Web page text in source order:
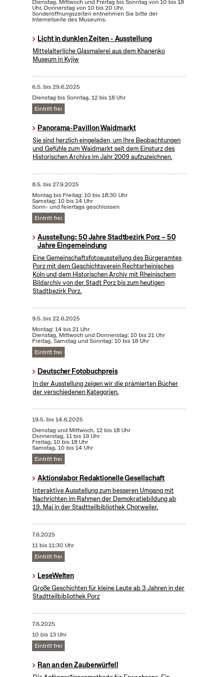
Dienstag, Mittwoch und Freitag bis Sonntag von 10 bis 18
Uhr, Donnerstag von 10 bis 20 Uhr.
Sonderöffnungszeiten entnehmen Sie bitte der
Internetseite des Museums.
Licht in dunklen Zeiten - Ausstellung
Mittelalterliche Glasmalerei aus dem Khanenko
Museum in Kyjiw
6.5. bis29.6.2025
Dienstag bis Sonntag, 12 bis 18 Uhr
Eintritt frei
Panorama-Pavillon Waidmarkt
Sie sind herzlich eingeladen, um Ihre Beobachtungen
und Gefühle zum Waidmarkt seit dem Einsturz des
Historischen Archivs im Jahr 2009 aufzuzeichnen.
8.5. bis27.9.2025
Montag bis Freitag: 10 bis 18:30 Uhr
Samstag: 10 bis 14 Uhr
Sonn- und feiertags geschlossen
Eintritt frei
Ausstellung: 50 Jahre Stadtbezirk Porz – 50
Jahre Eingemeindung
Eine Gemeinschaftsfotoausstellung des Bürgeramtes
Porz mit dem Geschichtsverein Rechtsrheinisches
Köln und dem Historischen Archiv mit Rheinischem
Bildarchiv von der Stadt Porz bis zum heutigen
Stadtbezirk Porz.
9.5. bis22.6.2025
Montag: 14 bis 21 Uhr
Dienstag, Mittwoch und Donnerstag: 10 bis 21 Uhr
Freitag, Samstag und Sonntag: 10 bis 18 Uhr
Eintritt frei
Deutscher Fotobuchpreis
In der Ausstellung zeigen wir die prämierten Bücher
der verschiedenen Kategorien.
19.5. bis14.6.2025
Dienstag und Mittwoch, 12 bis 18 Uhr
Donnerstag, 11 bis 19 Uhr
Freitag, 10 bis 18 Uhr
Samstag, 10 bis 14 Uhr
Eintritt frei
Aktionslabor Redaktionelle Gesellschaft
Interaktive Ausstellung zum besseren Umgang mit
Nachrichten im Rahmen der Demokratiebildung ab
19. Mai in der Stadtteilbibliothek Chorweiler.
7.6.2025
11 bis 11:30 Uhr
Eintritt frei
LeseWelten
Große Geschichten für kleine Leute ab 3 Jahren in der
Stadtteilbibliothek Porz
7.6.2025
10 bis 13 Uhr
Eintritt frei
Ran an den Zauberwürfel!